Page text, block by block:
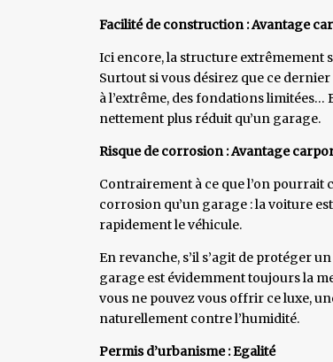
Facilité de construction : Avantage
Ici encore, la structure extrêmement
Surtout si vous désirez que ce
à l’extrême, des fondations
nettement plus réduit qu’un garage.
Risque de corrosion : Avantage
Contrairement à ce que l’on
corrosion qu’un garage : la voiture
rapidement le véhicule.
En revanche, s’il s’agit de protéger
garage est évidemment toujours la
vous ne pouvez vous offrir ce luxe,
naturellement contre l’humidité.
Permis d’urbanisme : Egalité